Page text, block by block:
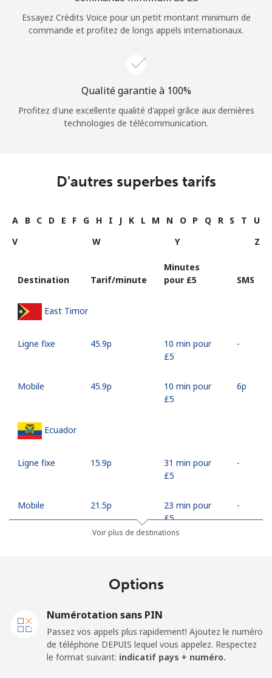
Essayez Crédits Voice pour un petit montant minimum de
commande et profitez de longs appels internationaux.
Qualité garantie à 100%
Profitez d'une excellente qualité d'appel grâce aux dernières
technologies de télécommunication.
D'autres superbes tarifs
A B C D E F G H I J K L M N O P Q R S T
U
V
W Y Z
Destination Tarif/minute
Minutes
pour ⁦£5⁩
SMS
East Timor
Ligne fixe ⁦45.9p⁩
10 min pour
⁦£5⁩
-
Mobile ⁦45.9p⁩
10 min pour
⁦£5⁩
⁦6p⁩
Ecuador
Ligne fixe ⁦15.9p⁩
31 min pour
⁦£5⁩
-
Mobile ⁦21.5p⁩
23 min pour
⁦£5⁩
-
⁦10.9p⁩
Mobile
⁦£5⁩
Voir plus de destinations
Options
Numérotation sans PIN
Passez vos appels plus rapidement! Ajoutez le numéro
de téléphone DEPUIS lequel vous appelez. Respectez
le format suivant: indicatif pays + numéro.